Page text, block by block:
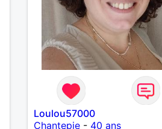
Loulou57000
Chantepie- 40 ans